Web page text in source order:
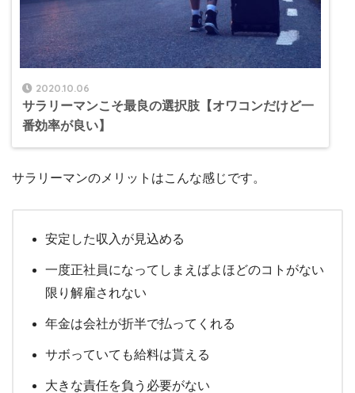
2020.10.06
サラリーマンこそ最良の選択肢【オワコンだけど一
番効率が良い】
サラリーマンのメリットはこんな感じです。
安定した収入が見込める
一度正社員になってしまえばよほどのコトがない
限り解雇されない
年金は会社が折半で払ってくれる
サボっていても給料は貰える
大きな責任を負う必要がない